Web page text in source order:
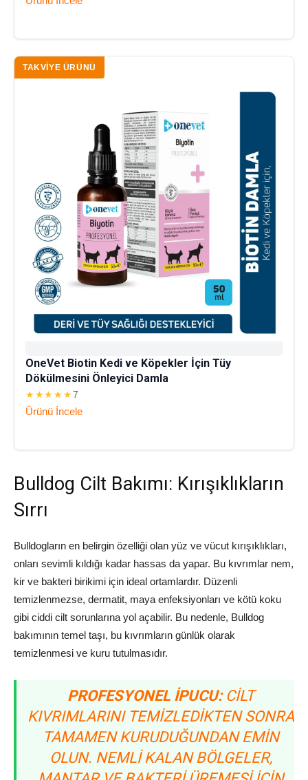
TAKVIYE ÜRÜNÜ
OneVet Biotin Kedi ve Köpekler İçin Tüy
Dökülmesini Önleyici Damla
★★★★★7
Ürünü İncele
Bulldog Cilt Bakımı: Kırışıklıkların
Sırrı
Bulldogların en belirgin özelliği olan yüz ve vücut kırışıklıkları,
onları sevimli kıldığı kadar hassas da yapar. Bu kıvrımlar nem,
kir ve bakteri birikimi için ideal ortamlardır. Düzenli
temizlenmezse, dermatit, maya enfeksiyonları ve kötü koku
gibi ciddi cilt sorunlarına yol açabilir. Bu nedenle, Bulldog
bakımının temel taşı, bu kıvrımların günlük olarak
temizlenmesi ve kuru tutulmasıdır.
PROFESYONEL İPUCU:CILT
KIVRIMLARINI TEMIZLEDIKTEN SONRA
TAMAMEN KURUDUĞUNDAN EMIN
OLUN. NEMLI KALAN BÖLGELER,